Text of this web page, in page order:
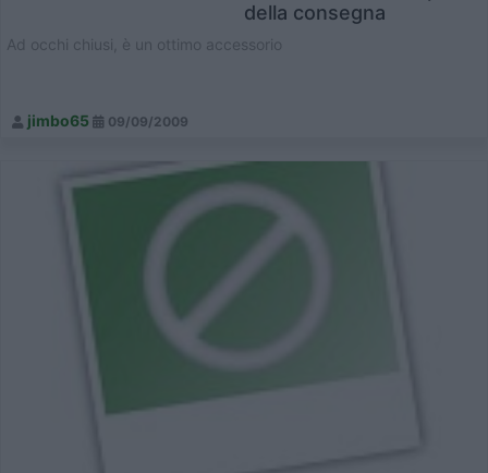
della consegna
Ad occhi chiusi, è un ottimo accessorio
jimbo65 09/09/2009